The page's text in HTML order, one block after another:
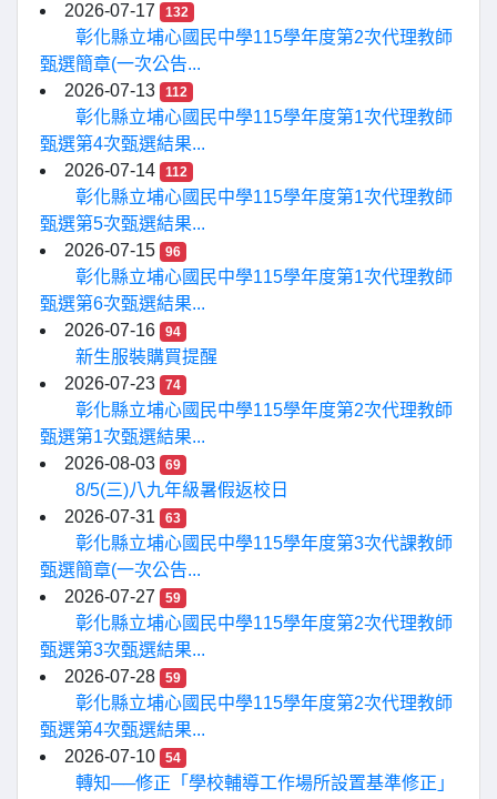
2026-07-17 132
彰化縣立埔心國民中學115學年度第2次代理教師
甄選簡章(一次公告...
2026-07-13
112
彰化縣立埔心國民中學115學年度第1次代理教師
甄選第4次甄選結果...
2026-07-14
112
彰化縣立埔心國民中學115學年度第1次代理教師
甄選第5次甄選結果...
2026-07-15
96
彰化縣立埔心國民中學115學年度第1次代理教師
甄選第6次甄選結果...
2026-07-16
94
新生服裝購買提醒
2026-07-23
74
彰化縣立埔心國民中學115學年度第2次代理教師
甄選第1次甄選結果...
2026-08-03
69
8/5(三)八九年級暑假返校日
2026-07-31
63
彰化縣立埔心國民中學115學年度第3次代課教師
甄選簡章(一次公告...
2026-07-27
59
彰化縣立埔心國民中學115學年度第2次代理教師
甄選第3次甄選結果...
2026-07-28
59
彰化縣立埔心國民中學115學年度第2次代理教師
甄選第4次甄選結果...
2026-07-10
54
轉知──修正「學校輔導工作場所設置基準修正」